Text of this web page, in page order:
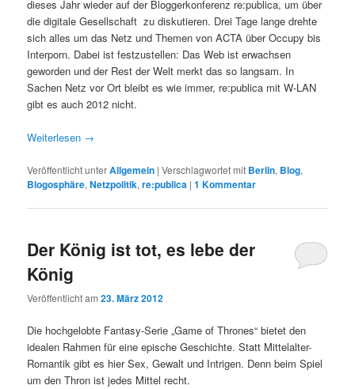
dieses Jahr wieder auf der Bloggerkonferenz re:publica, um über
die digitale Gesellschaft zu diskutieren. Drei Tage lange drehte
sich alles um das Netz und Themen von ACTA über Occupy bis
Interporn. Dabei ist festzustellen: Das Web ist erwachsen
geworden und der Rest der Welt merkt das so langsam. In
Sachen Netz vor Ort bleibt es wie immer, re:publica mit W-LAN
gibt es auch 2012 nicht.
Weiterlesen →
Veröffentlicht unterAllgemein |Verschlagwortet mit Berlin, Blog,
Blogosphäre,Netzpolitik,re:publica |1 Kommentar
Der König ist tot, es lebe der
König
Veröffentlicht am23. März 2012
Die hochgelobte Fantasy-Serie „Game of Thrones“ bietet den
idealen Rahmen für eine epische Geschichte. Statt Mittelalter-
Romantik gibt es hier Sex, Gewalt und Intrigen. Denn beim Spiel
um den Thron ist jedes Mittel recht.